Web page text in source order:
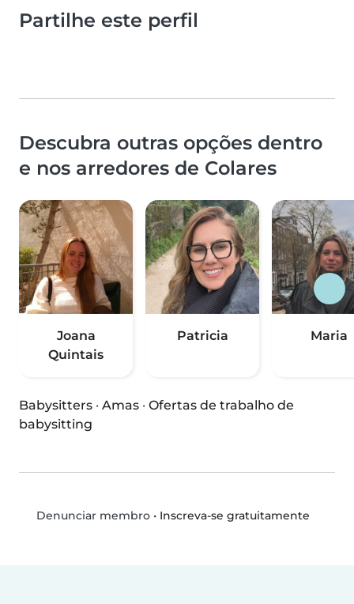
Partilhe este perfil
Descubra outras opções dentro
e nos arredores de Colares
Joana
Quintais
Patricia Maria
Babysitters · Amas · Ofertas de trabalho de
babysitting
Denunciar membro• Inscreva-se gratuitamente